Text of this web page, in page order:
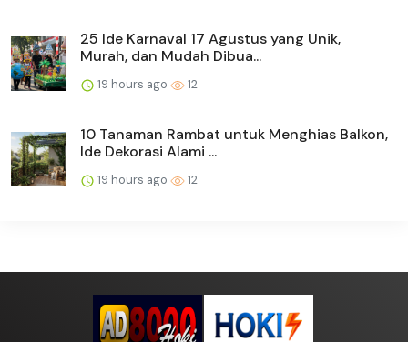
25 Ide Karnaval 17 Agustus yang Unik,
Murah, dan Mudah Dibua...
19 hours ago 12
10 Tanaman Rambat untuk Menghias Balkon,
Ide Dekorasi Alami ...
19 hours ago 12